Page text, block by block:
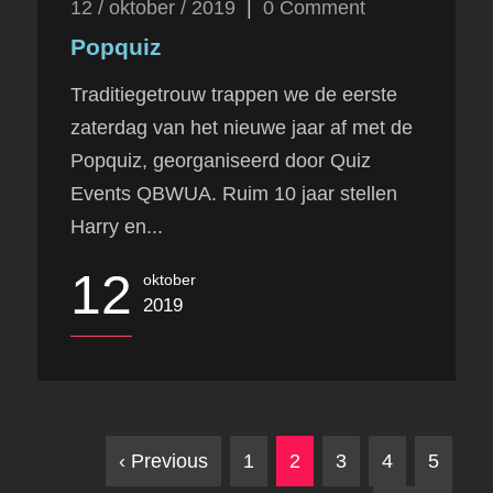
12 / oktober / 2019 0 Comment
Popquiz
Traditiegetrouw trappen we de eerste
zaterdag van het nieuwe jaar af met de
Popquiz, georganiseerd door Quiz
Events QBWUA. Ruim 10 jaar stellen
Harry en...
12 oktober
2019
‹ Previous 1 2 3 4 5